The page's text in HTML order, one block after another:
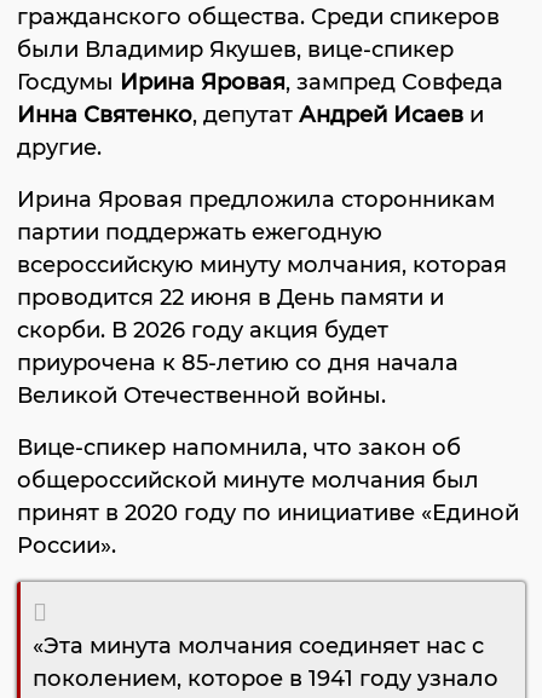
гражданского общества. Среди спикеров
были Владимир Якушев, вице-спикер
Госдумы Ирина Яровая, зампред Совфеда
Инна Святенко, депутат Андрей Исаев и
другие.
Ирина Яровая предложила сторонникам
партии поддержать ежегодную
всероссийскую минуту молчания, которая
проводится 22 июня в День памяти и
скорби. В 2026 году акция будет
приурочена к 85-летию со дня начала
Великой Отечественной войны.
Вице-спикер напомнила, что закон об
общероссийской минуте молчания был
принят в 2020 году по инициативе «Единой
России».
«Эта минута молчания соединяет нас с
поколением, которое в 1941 году узнало